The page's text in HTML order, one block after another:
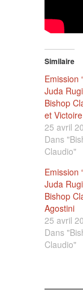
Similaire
Emission
Juda
Bishop
et Victoire
25 avril
Dans
Claudio"
Emission
Juda
Bishop
Agostini
25 avril
Dans
Claudio"